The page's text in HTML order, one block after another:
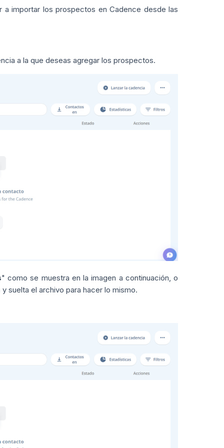
a importar los prospectos en Cadence desde las
a la que deseas agregar los prospectos.
" como se muestra en la imagen a continuación, o
suelta el archivo para hacer lo mismo.